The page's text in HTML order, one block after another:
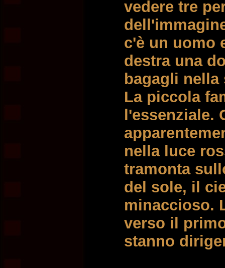
vedere tre
c'è un uomo
destra una
bagagli
La piccola
l'essenziale.
nella luce
tramonta
del sole, il
minaccioso.
verso il
stanno